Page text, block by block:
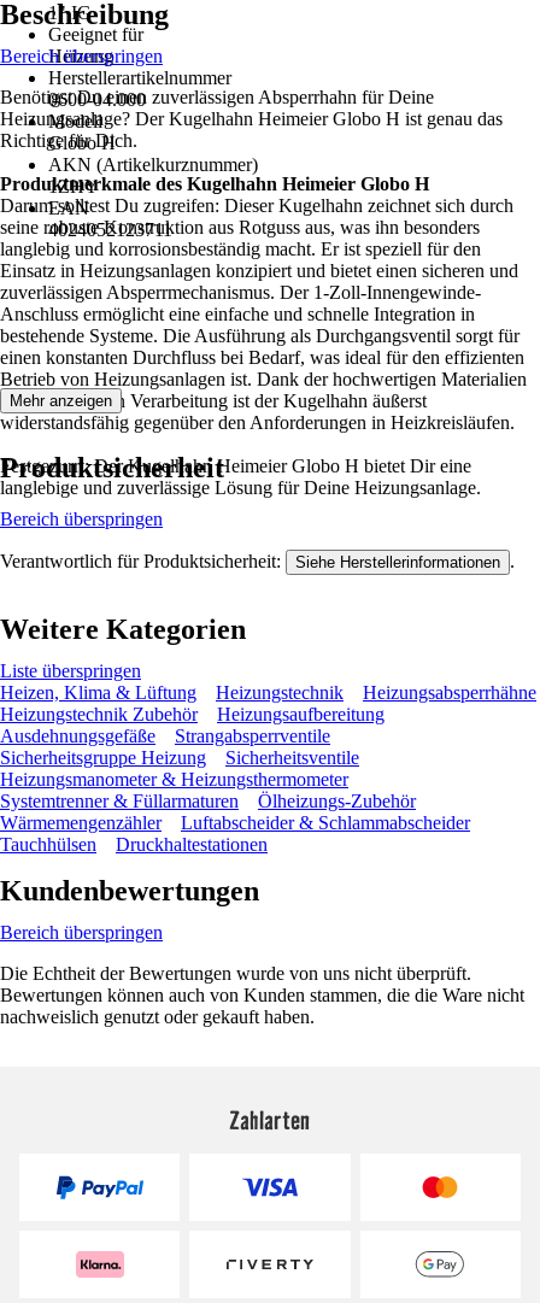
1" IG
Geeignet für
Heizung
Herstellerartikelnummer
0600-04.000
Modell
Globo H
AKN (Artikelkurznummer)
1ZHY
EAN
4024052123711
Beschreibung
Bereich überspringen
Benötigst Du einen zuverlässigen Absperrhahn für Deine
Heizungsanlage? Der Kugelhahn Heimeier Globo H ist genau das
Richtige für Dich.
Produktmerkmale des Kugelhahn Heimeier Globo H
Darum solltest Du zugreifen: Dieser Kugelhahn zeichnet sich durch
seine robuste Konstruktion aus Rotguss aus, was ihn besonders
langlebig und korrosionsbeständig macht. Er ist speziell für den
Einsatz in Heizungsanlagen konzipiert und bietet einen sicheren und
zuverlässigen Absperrmechanismus. Der 1-Zoll-Innengewinde-
Anschluss ermöglicht eine einfache und schnelle Integration in
bestehende Systeme. Die Ausführung als Durchgangsventil sorgt für
einen konstanten Durchfluss bei Bedarf, was ideal für den effizienten
Betrieb von Heizungsanlagen ist. Dank der hochwertigen Materialien
und der präzisen Verarbeitung ist der Kugelhahn äußerst
widerstandsfähig gegenüber den Anforderungen in Heizkreisläufen.
Festgezurrt: Der Kugelhahn Heimeier Globo H bietet Dir eine
langlebige und zuverlässige Lösung für Deine Heizungsanlage.
Mehr anzeigen
Produktsicherheit
Bereich überspringen
Verantwortlich für Produktsicherheit: Siehe Herstellerinformationen .
Weitere Kategorien
Liste überspringen
Heizen, Klima & Lüftung
Heizungstechnik
Heizungsabsperrhähne
Heizungstechnik Zubehör
Heizungsaufbereitung
Ausdehnungsgefäße
Strangabsperrventile
Sicherheitsgruppe Heizung
Sicherheitsventile
Heizungsmanometer & Heizungsthermometer
Systemtrenner & Füllarmaturen
Ölheizungs-Zubehör
Wärmemengenzähler
Luftabscheider & Schlammabscheider
Tauchhülsen
Druckhaltestationen
Kundenbewertungen
Bereich überspringen
Die Echtheit der Bewertungen wurde von uns nicht überprüft.
Bewertungen können auch von Kunden stammen, die die Ware nicht
nachweislich genutzt oder gekauft haben.
Zahlarten